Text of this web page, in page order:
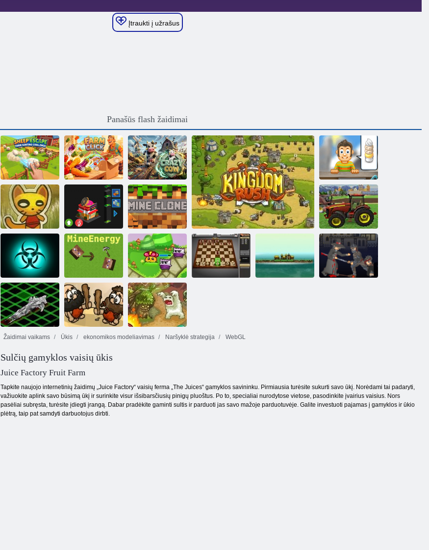
Įtraukti į užrašus
Panašūs flash žaidimai
Avių pabėgimas:
ūkio rūšiavimo
iššūkis
Ūkio
paspaudimas
Pašėlusi karvė Kreminės ledo
Popieriaus
amatų karai
Noriu būti
milijardierius 2
Mano klonas 4
Traktorių
ūkininkavimas
2018 m
Pandemijos
simuliatorius
Minų energija
Grovos
laikytojas
Intergalactic
Laivų mūšis
Nuostabus
užkariavimas
Žaidimai vaikams Ūkis ekonomikos modeliavimas Naršyklė strategija WebGL
Sulčių gamyklos vaisių ūkis
Juice Factory Fruit Farm
Tapkite naujojo internetinių žaidimų „Juice Factory“ vaisių ferma „The Juices“ gamyklos savininku. Pirmiausia turėsite sukurti savo ūkį. Norėdami tai padaryti,
važiuokite aplink savo būsimą ūkį ir surinkite visur išsibarsčiusių pinigų pluoštus. Po to, specialiai nurodytose vietose, pasodinkite įvairius vaisius. Nors
pasėliai subręsta, turėsite įdiegti įrangą. Dabar pradėkite gaminti sultis ir parduoti jas savo mažoje parduotuvėje. Galite investuoti pajamas į gamyklos ir ūkio
plėtrą, taip pat samdyti darbuotojus dirbti.